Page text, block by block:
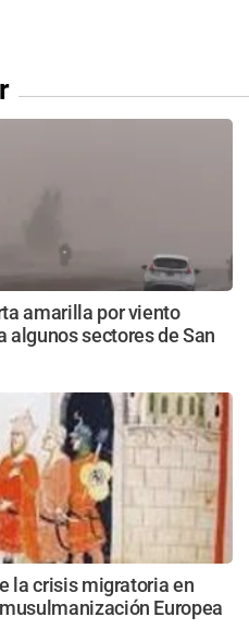
amarilla por viento
algunos sectores de San
la crisis migratoria en
Europea